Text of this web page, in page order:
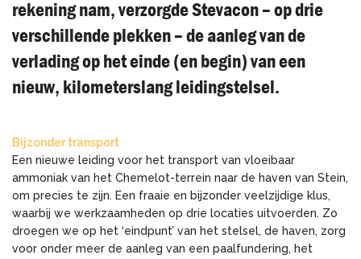
rekening nam, verzorgde Stevacon – op drie
verschillende plekken – de aanleg van de
verlading op het einde (en begin) van een
nieuw, kilometerslang leidingstelsel.
Bijzonder transport
Een nieuwe leiding voor het transport van vloeibaar
ammoniak van het Chemelot-terrein naar de haven van Stein,
om precies te zijn. Een fraaie en bijzonder veelzijdige klus,
waarbij we werkzaamheden op drie locaties uitvoerden. Zo
droegen we op het ‘eindpunt’ van het stelsel, de haven, zorg
voor onder meer de aanleg van een paalfundering, het